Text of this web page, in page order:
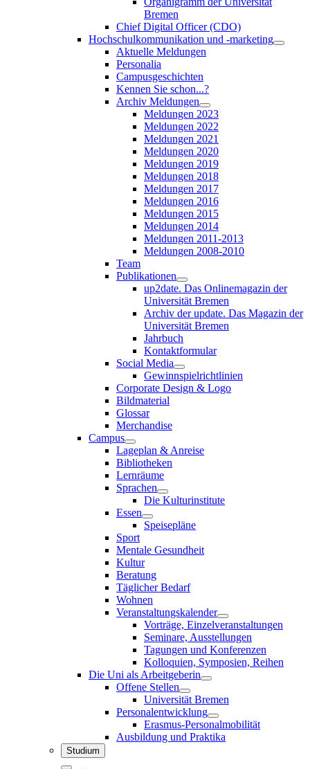
Bremen
Chief Digital Officer (CDO)
Hochschulkommunikation und -marketing
Aktuelle Meldungen
Personalia
Campusgeschichten
Kennen Sie schon...?
Archiv Meldungen
Meldungen 2023
Meldungen 2022
Meldungen 2021
Meldungen 2020
Meldungen 2019
Meldungen 2018
Meldungen 2017
Meldungen 2016
Meldungen 2015
Meldungen 2014
Meldungen 2011-2013
Meldungen 2008-2010
Team
Publikationen
up2date. Das Onlinemagazin der
Universität Bremen
Archiv der update. Das Magazin der
Universität Bremen
Jahrbuch
Kontaktformular
Social Media
Gewinnspielrichtlinien
Corporate Design & Logo
Bildmaterial
Glossar
Merchandise
Campus
Lageplan & Anreise
Bibliotheken
Lernräume
Sprachen
Die Kulturinstitute
Essen
Speisepläne
Sport
Mentale Gesundheit
Kultur
Beratung
Täglicher Bedarf
Wohnen
Veranstaltungskalender
Vorträge, Einzelveranstaltungen
Seminare, Ausstellungen
Tagungen und Konferenzen
Kolloquien, Symposien, Reihen
Die Uni als Arbeitgeberin
Offene Stellen
Universität Bremen
Personalentwicklung
Erasmus-Personalmobilität
Ausbildung und Praktika
Studium